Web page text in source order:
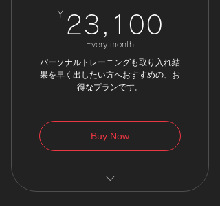
¥ 23,100
Every month
パーソナルトレーニングも取り入れ結
果を早く出したい方へおすすめの、お
得なプランです。
Buy Now